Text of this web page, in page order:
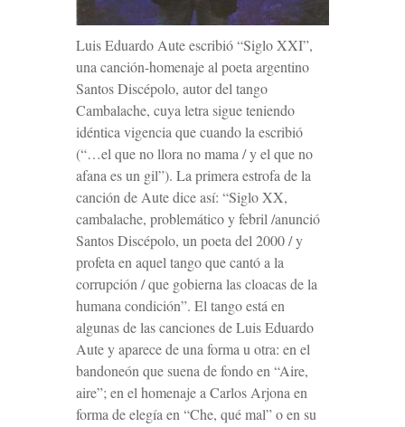
Luis Eduardo Aute escribió “Siglo XXI”,
una canción-homenaje al poeta argentino
Santos Discépolo, autor del tango
Cambalache, cuya letra sigue teniendo
idéntica vigencia que cuando la escribió
(“…el que no llora no mama / y el que no
afana es un gil”). La primera estrofa de la
canción de Aute dice así: “Siglo XX,
cambalache, problemático y febril /anunció
Santos Discépolo, un poeta del 2000 / y
profeta en aquel tango que cantó a la
corrupción / que gobierna las cloacas de la
humana condición”. El tango está en
algunas de las canciones de Luis Eduardo
Aute y aparece de una forma u otra: en el
bandoneón que suena de fondo en “Aire,
aire”; en el homenaje a Carlos Arjona en
forma de elegía en “Che, qué mal” o en su